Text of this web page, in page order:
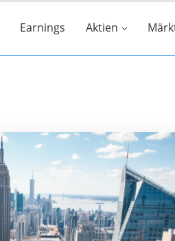
Earnings Aktien